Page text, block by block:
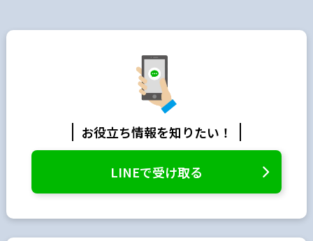
お役立ち情報を知りたい！
LINEで受け取る